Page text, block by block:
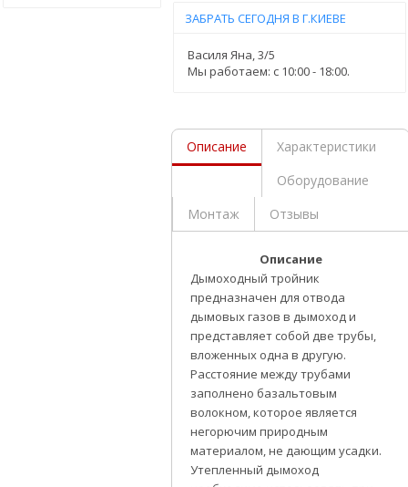
ЗАБРАТЬ СЕГОДНЯ В Г.КИЕВЕ
Василя Яна, 3/5
Мы работаем: c 10:00 - 18:00.
Описание
Характеристики
Оборудование
Монтаж
Отзывы
Описание
Дымоходный тройник
предназначен для отвода
дымовых газов в дымоход и
представляет собой две трубы,
вложенных одна в другую.
Расстояние между трубами
заполнено базальтовым
волокном, которое является
негорючим природным
материалом, не дающим усадки.
Утепленный дымоход